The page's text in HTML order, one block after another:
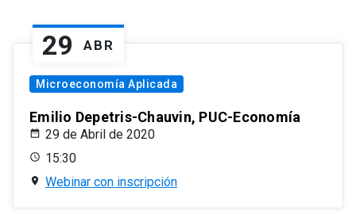
29 ABR
Microeconomía Aplicada
Emilio Depetris-Chauvin, PUC-Economía
29 de Abril de 2020
15:30
Webinar con inscripción